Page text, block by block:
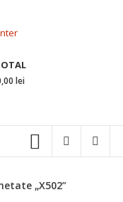
lei
„X502”